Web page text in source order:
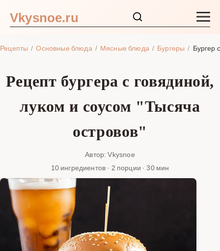
Vkysnoe.ru
Рецепты Основные блюда Мясные блюда Бургеры Бургер
Рецепт бургера с говядиной,
луком и соусом "Тысяча
островов"
Автор: Vkysnoe
10 ингредиентов · 2 порции · 30 мин